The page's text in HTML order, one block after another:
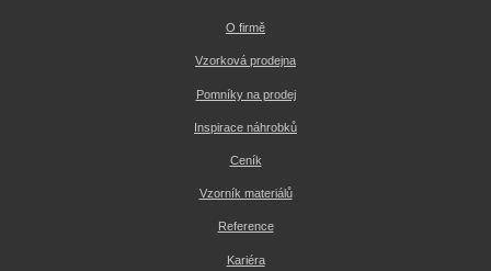
O firmě
Vzorková prodejna
Pomníky na prodej
Inspirace náhrobků
Ceník
Vzorník materiálů
Reference
Kariéra